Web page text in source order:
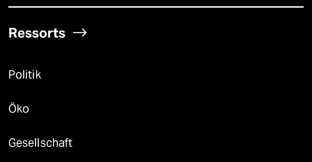
Ressorts
Politik
Öko
Gesellschaft